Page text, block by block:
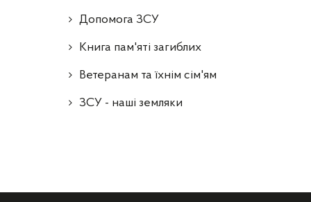
Допомога ЗСУ
Книга пам'яті загиблих
Ветеранам та їхнім сім'ям
ЗСУ - наші земляки